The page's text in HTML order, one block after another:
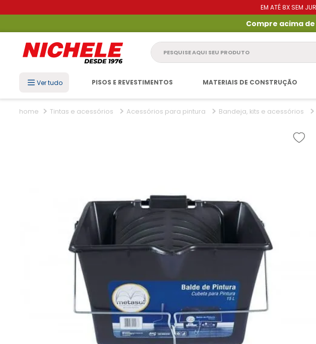
EM ATÉ 8X SEM
Compre acima
Pesquise aqui seu produto
Ver tudo PISOS E REVESTIMENTOS MATERIAIS DE CONSTRUÇÃO
Tintas e acessórios Acessórios para pintura Bandeja, kits e acessórios